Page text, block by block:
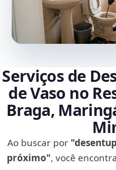
Serviços de
de Vaso no
Braga,
Ao buscar por
próximo", você